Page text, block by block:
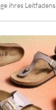
ihres